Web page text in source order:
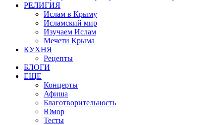
РЕЛИГИЯ
Ислам в Крыму
Исламский мир
Изучаем Ислам
Мечети Крыма
КУХНЯ
Рецепты
БЛОГИ
ЕЩЕ
Концерты
Афиша
Благотворительность
Юмор
Тесты